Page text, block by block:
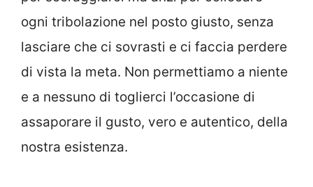
ogni tribolazione nel posto giusto, senza
lasciare che ci sovrasti e ci faccia perdere
di vista la meta. Non permettiamo a niente
e a nessuno di toglierci l’occasione di
assaporare il gusto, vero e autentico, della
nostra esistenza.